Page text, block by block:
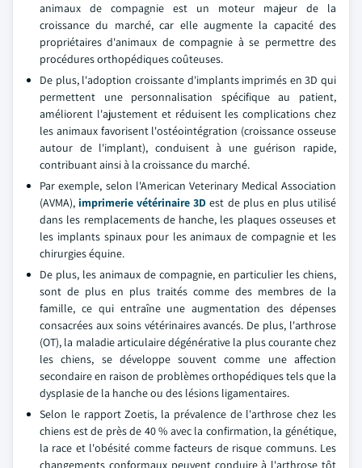
animaux de compagnie est un moteur majeur de la
croissance du marché, car elle augmente la capacité des
propriétaires d'animaux de compagnie à se permettre des
procédures orthopédiques coûteuses.
De plus, l'adoption croissante d'implants imprimés en 3D qui
permettent une personnalisation spécifique au patient,
améliorent l'ajustement et réduisent les complications chez
les animaux favorisent l'ostéointégration (croissance osseuse
autour de l'implant), conduisent à une guérison rapide,
contribuant ainsi à la croissance du marché.
Par exemple, selon l'American Veterinary Medical Association
(AVMA), imprimerie vétérinaire 3D est de plus en plus utilisé
dans les remplacements de hanche, les plaques osseuses et
les implants spinaux pour les animaux de compagnie et les
chirurgies équine.
De plus, les animaux de compagnie, en particulier les chiens,
sont de plus en plus traités comme des membres de la
famille, ce qui entraîne une augmentation des dépenses
consacrées aux soins vétérinaires avancés. De plus, l'arthrose
(OT), la maladie articulaire dégénérative la plus courante chez
les chiens, se développe souvent comme une affection
secondaire en raison de problèmes orthopédiques tels que la
dysplasie de la hanche ou des lésions ligamentaires.
Selon le rapport Zoetis, la prévalence de l'arthrose chez les
chiens est de près de 40 % avec la confirmation, la génétique,
la race et l'obésité comme facteurs de risque communs. Les
changements conformaux peuvent conduire à l'arthrose tôt